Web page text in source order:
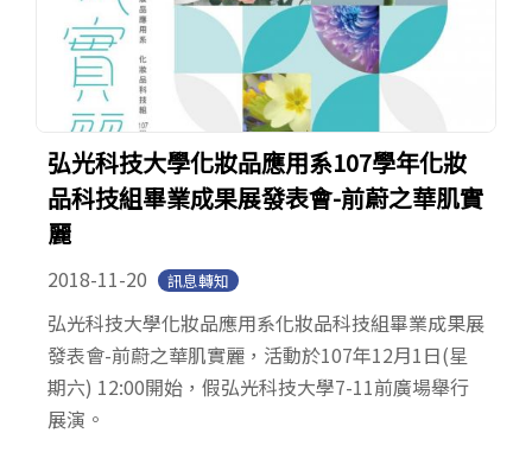
弘光科技大學化妝品應用系107學年化妝
品科技組畢業成果展發表會-前蔚之華肌實
麗
2018-11-20 訊息轉知
弘光科技大學化妝品應用系化妝品科技組畢業成果展
發表會-前蔚之華肌實麗，活動於107年12月1日(星
期六) 12:00開始，假弘光科技大學7-11前廣場舉行
展演。